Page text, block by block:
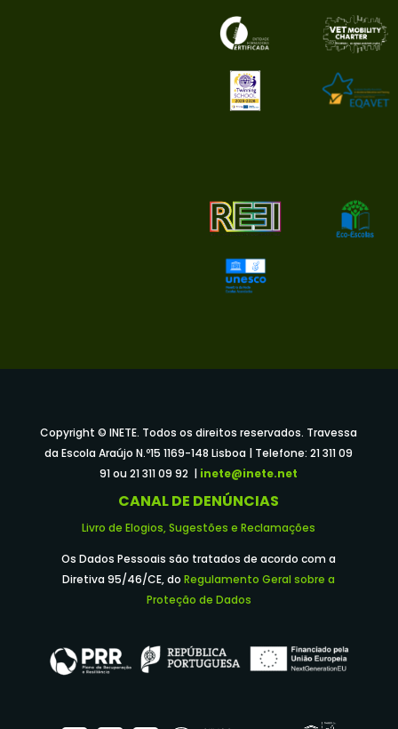
Copyright © INETE. Todos os direitos reservados. Travessa
da Escola Araújo N.º15 1169-148 Lisboa | Telefone: 21 311 09
91 ou 21 311 09 92 | inete@inete.net
CANAL DE DENÚNCIAS
Livro de Elogios, Sugestões e Reclamações
Os Dados Pessoais são tratados de acordo com a
Diretiva 95/46/CE, doRegulamento Geral sobre a
Proteção de Dados